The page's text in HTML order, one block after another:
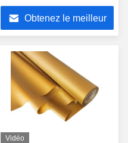
95A MOQ 500Yards
Obtenez le meilleur
Vidéo